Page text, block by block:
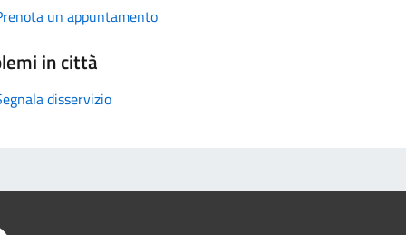
un appuntamento
in città
disservizio